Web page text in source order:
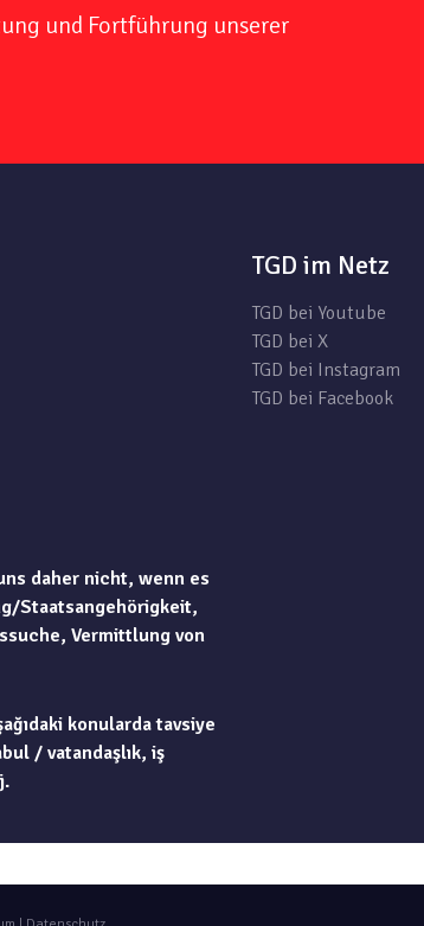
und Fortführung unserer
daher nicht, wenn es
Staatsangehörigkeit,
Vermittlung von
konularda tavsiye
/ vatandaşlık, iş
TGD im Netz
TGD bei Youtube
TGD bei X
TGD bei Instagram
TGD bei Facebook